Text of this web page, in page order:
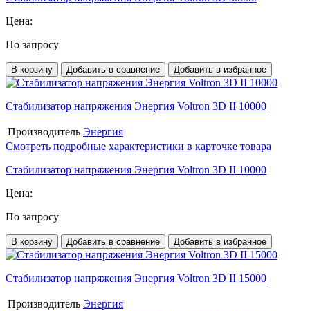
Цена:
По запросу
В корзину Добавить в сравнение Добавить в избранное
Стабилизатор напряжения Энергия Voltron 3D II 10000
Производитель Энергия
Смотреть подробные характеристики в карточке товара
Стабилизатор напряжения Энергия Voltron 3D II 10000
Цена:
По запросу
В корзину Добавить в сравнение Добавить в избранное
Стабилизатор напряжения Энергия Voltron 3D II 15000
Производитель Энергия